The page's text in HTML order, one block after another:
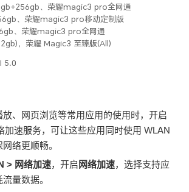
、荣耀magic3 pro全网通
、荣耀magic3 pro移动定制版
、荣耀magic3 pro全网通
，荣耀 Magic3 至臻版(All)
5.0
、网页浏览等常用应用的使用时，开启
加速服务，可让这些应用同时使用WLAN
络更顺畅。
> 网络加速，开启 网络加速，选择支持应
量数据。